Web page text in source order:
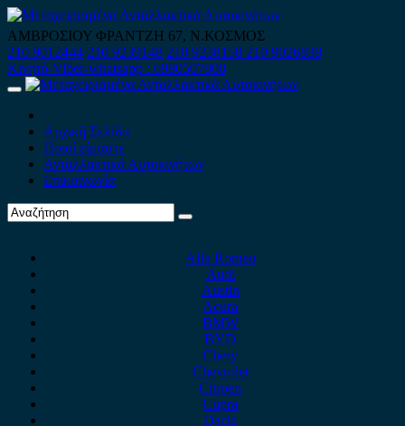
Skip
to
content
ΑΜΒΡΟΣΙΟΥ ΦΡΑΝΤΖΗ 67, Ν.ΚΟΣΜΟΣ
210 9012444 210 9239148 210 9238158 210 9026839
Κινητό-Viber-whatsapp : 6980507900
Primary
Αρχική Σελίδα
Ποιοί είμαστε
Ανταλλακτικά Αυτοκινήτων
Επικοινωνία
Alfa Romeo
Audi
Austin
Acura
BMW
BYD
Chery
Chevrolet
Citroen
Cupra
Dacia